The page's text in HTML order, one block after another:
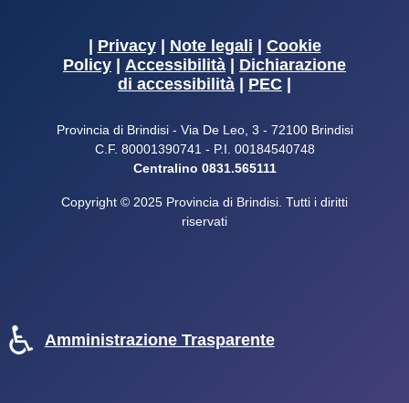
Privacy| Note legali
Cookie
Policy
Accessibilità
Dichiarazione
di accessibilità
PEC
Provincia di Brindisi - Via De Leo, 3 - 72100 Brindisi
C.F. 80001390741 - P.I. 00184540748
Centralino 0831.565111
Copyright © 2025 Provincia di Brindisi. Tutti i diritti
riservati
Amministrazione Trasparente